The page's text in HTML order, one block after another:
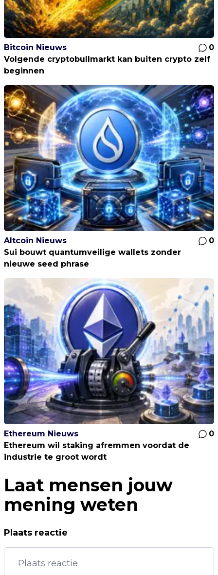
Bitcoin Nieuws
0
Volgende cryptobullmarkt kan buiten crypto zelf
beginnen
Altcoin Nieuws
0
Sui bouwt quantumveilige wallets zonder
nieuwe seed phrase
Ethereum Nieuws
0
Ethereum wil staking afremmen voordat de
industrie te groot wordt
Laat mensen jouw
mening weten
Plaats reactie